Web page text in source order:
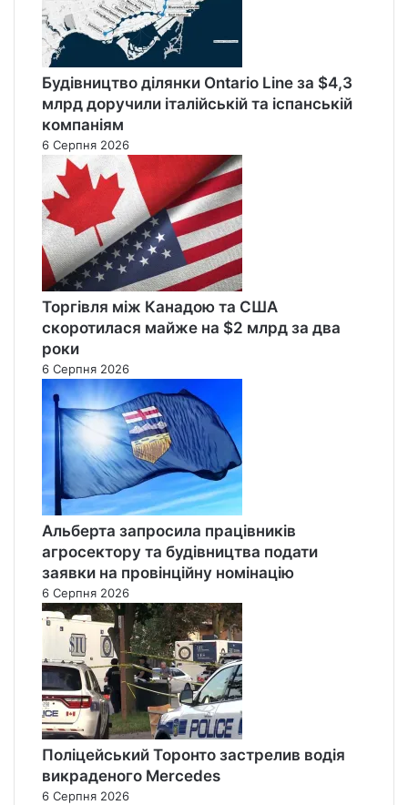
Будівництво ділянки Ontario Line за $4,3
млрд доручили італійській та іспанській
компаніям
6 Серпня 2026
Торгівля між Канадою та США
скоротилася майже на $2 млрд за два
роки
6 Серпня 2026
Альберта запросила працівників
агросектору та будівництва подати
заявки на провінційну номінацію
6 Серпня 2026
Поліцейський Торонто застрелив водія
викраденого Mercedes
6 Серпня 2026